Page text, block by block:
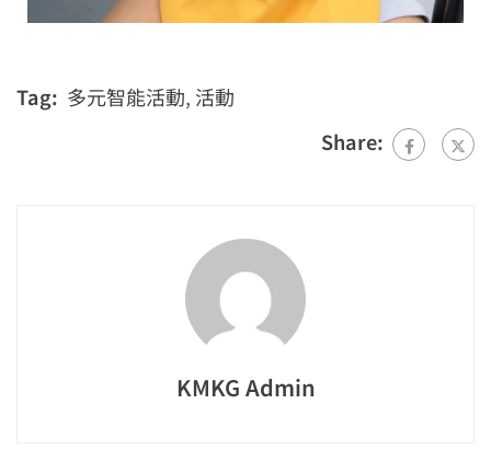
Tag: 多元智能活動, 活動
Share:
KMKG Admin